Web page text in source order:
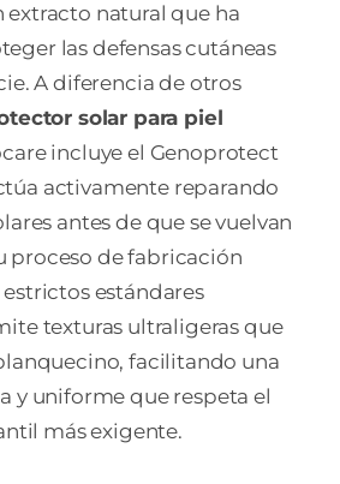
extracto natural que ha
las defensas cutáneas
A diferencia de otros
solar para piel
incluye el Genoprotect
activamente reparando
antes de que se vuelvan
proceso de fabricación
estándares
texturas ultraligeras que
facilitando una
y uniforme que respeta el
más exigente.